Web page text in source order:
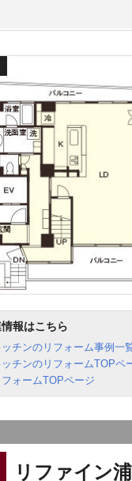
報はこちら
ッチンのリフォーム事例一
ッチンのリフォームTOPペ
フォームTOPページ
リファイン